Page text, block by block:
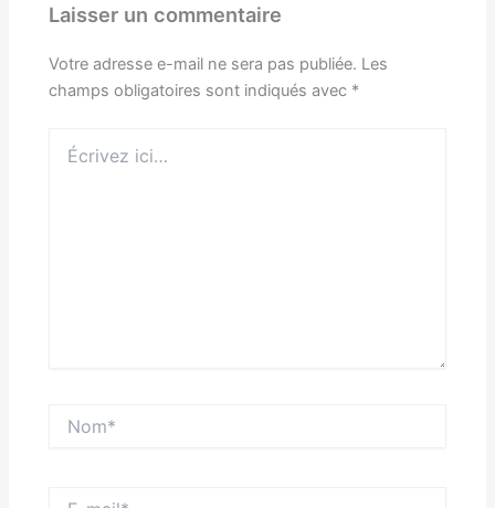
Laisser un commentaire
Votre adresse e-mail ne sera pas publiée. Les
champs obligatoires sont indiqués avec *
ici…